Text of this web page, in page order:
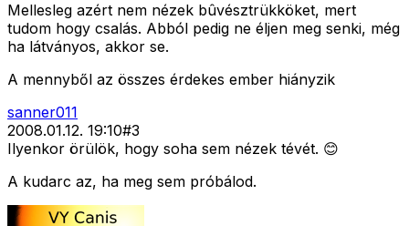
Mellesleg azért nem nézek bûvésztrükköket, mert
tudom hogy csalás. Abból pedig ne éljen meg senki, még
ha látványos, akkor se.
A mennyből az összes érdekes ember hiányzik
sanner011
2008.01.12. 19:10#3
Ilyenkor örülök, hogy soha sem nézek tévét. 😊
A kudarc az, ha meg sem próbálod.